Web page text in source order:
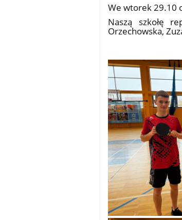
We wtorek 29.10
Naszą szkołę
Orzechowska,